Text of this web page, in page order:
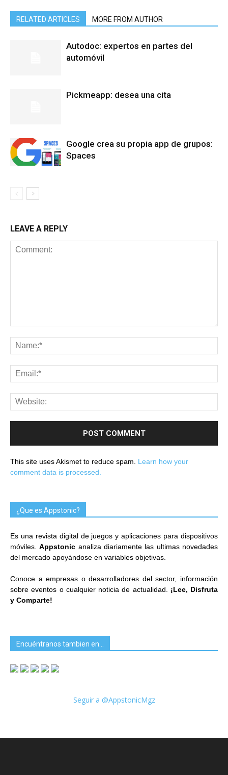
RELATED ARTICLES MORE FROM AUTHOR
Autodoc: expertos en partes del
automóvil
Pickmeapp: desea una cita
Google crea su propia app de grupos:
Spaces
LEAVE A REPLY
This site uses Akismet to reduce spam. Learn how your
comment data is processed.
¿Que es Appstonic?
Es una revista digital de juegos y aplicaciones para dispositivos
móviles.Appstonic analiza diariamente las ultimas novedades
del mercado apoyándose en variables objetivas.
Conoce a empresas o desarrolladores del sector, información
sobre eventos o cualquier noticia de actualidad. ¡Lee, Disfruta
y Comparte!
Encuéntranos tambien en…
Seguir a @AppstonicMgz